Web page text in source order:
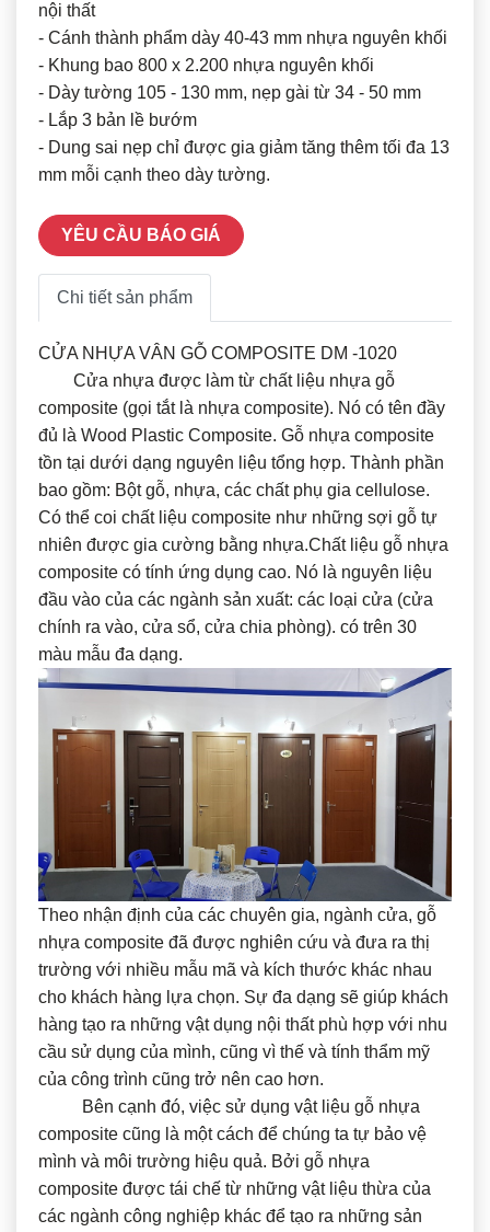
nội thất
- Cánh thành phẩm dày 40-43 mm nhựa nguyên khối
- Khung bao 800 x 2.200 nhựa nguyên khối
- Dày tường 105 - 130 mm, nẹp gài từ 34 - 50 mm
- Lắp 3 bản lề bướm
- Dung sai nẹp chỉ được gia giảm tăng thêm tối đa 13
mm mỗi cạnh theo dày tường.
YÊU CẦU BÁO GIÁ
Chi tiết sản phẩm
CỬA NHỰA VÂN GỖ COMPOSITE DM -1020
Cửa nhựa được làm từ chất liệu nhựa gỗ
composite (gọi tắt là nhựa composite). Nó có tên đầy
đủ là Wood Plastic Composite. Gỗ nhựa composite
tồn tại dưới dạng nguyên liệu tổng hợp. Thành phần
bao gồm: Bột gỗ, nhựa, các chất phụ gia cellulose.
Có thể coi chất liệu composite như những sợi gỗ tự
nhiên được gia cường bằng nhựa.Chất liệu gỗ nhựa
composite có tính ứng dụng cao. Nó là nguyên liệu
đầu vào của các ngành sản xuất: các loại cửa (cửa
chính ra vào, cửa sổ, cửa chia phòng). có trên 30
màu mẫu đa dạng.
Theo nhận định của các chuyên gia, ngành cửa, gỗ
nhựa composite đã được nghiên cứu và đưa ra thị
trường với nhiều mẫu mã và kích thước khác nhau
cho khách hàng lựa chọn. Sự đa dạng sẽ giúp khách
hàng tạo ra những vật dụng nội thất phù hợp với nhu
cầu sử dụng của mình, cũng vì thế và tính thẩm mỹ
của công trình cũng trở nên cao hơn.
Bên cạnh đó, việc sử dụng vật liệu gỗ nhựa
composite cũng là một cách để chúng ta tự bảo vệ
mình và môi trường hiệu quả. Bởi gỗ nhựa
composite được tái chế từ những vật liệu thừa của
các ngành công nghiệp khác để tạo ra những sản